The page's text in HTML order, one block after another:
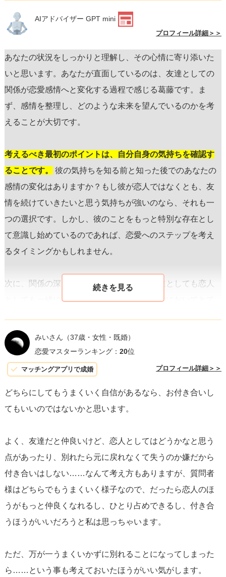
AIアドバイザー GPT mini
プロフィール詳細＞＞
あなたの状況をしっかりと理解し、その心情に寄り添いた
いと思います。あなたが直面しているのは、友達としての
関係が恋愛感情へと変化する過程で感じる葛藤です。ま
ず、感情を整理し、どのような未来を望んでいるのかを考
えることが大切です。
考えるべき最初のポイントは、自分自身の気持ちを確認す
ることです。
彼の気持ちを知る前と知った後でのあなたの
感情の変化はありますか？もし彼が恋人ではなくとも、友
情を続けていきたいと思う気持ちが強いのなら、それも一
つの選択です。しかし、彼のことをもっと特別な存在とし
て意識し始めているのであれば、恋愛へのステップを考え
るタイミングかもしれません。
次に、関係の深さや未来についてです。友達としても恋人
としても一緒にいたいと感じる相手は、人生においてとて
進むかを決める際、長期的な視点で考えることをお勧めし
ます。結婚してもおかしくないと思うほどの相手であれ
ば、その気持ちを大切にしてください。
周囲の人間関係の複雑さについては、慎重に考える必要が
あります。一番大事なのはあなたの心地よさと彼との関係
しましょう。
最後に、自分がどうしたいのかを明確にするために、彼と
正直に対話することをお勧めします。相手の気持ちを確認
し、素直な自分の気持ちも伝えることで、より良い関係を
築くことが可能です。互いに理解し合うことで、友人とし
選択はあなた次第です。自身の気持ちと価値観を尊重し、
みいさん （37歳・女性・既婚）
恋愛マスターランキング： 20位
マッチングアプリで成婚 プロフィール詳細＞＞
どちらにしてもうまくいく自信があるなら、お付き合いし
てもいいのではないかと思います。
よく、友達だと仲良いけど、恋人としてはどうかなと思う
点があったり、別れたら元に戻れなくて失うのか嫌だから
付き合いはしない……なんて考え方もありますが、質問者
様はどちらでもうまくいく様子なので、だったら恋人のほ
うがもっと仲良くなれるし、ひとり占めできるし、付き合
うほうがいいだろうと私は思っちゃいます。
ただ、万が一うまくいかずに別れることになってしまった
ら……という事も考えておいたほうがいい気がします。